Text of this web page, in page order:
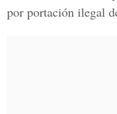
por portación ilegal